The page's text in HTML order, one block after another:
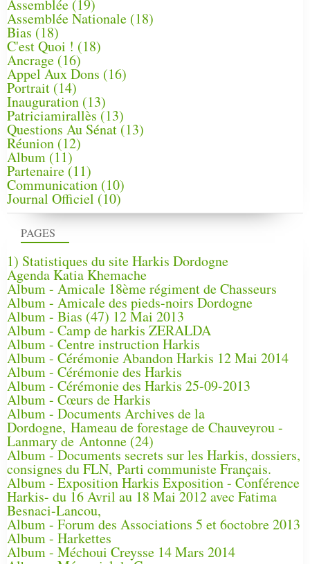
PAGES
1) Statistiques du site Harkis Dordogne
Agenda Katia Khemache
Album - Amicale 18ème régiment de Chasseurs
Album - Amicale des pieds-noirs Dordogne
Album - Bias (47) 12 Mai 2013
Album - Camp de harkis ZERALDA
Album - Centre instruction Harkis
Album - Cérémonie Abandon Harkis 12 Mai 2014
Album - Cérémonie des Harkis
Album - Cérémonie des Harkis 25-09-2013
Album - Cœurs de Harkis
Album - Documents Archives de la
Dordogne, Hameau de forestage de Chauveyrou -
Lanmary de Antonne (24)
Album - Documents secrets sur les Harkis, dossiers,
consignes du FLN, Parti communiste Français.
Album - Exposition Harkis Exposition - Conférence
Harkis- du 16 Avril au 18 Mai 2012 avec Fatima
Besnaci-Lancou,
Album - Forum des Associations 5 et 6octobre 2013
Album - Harkettes
Album - Méchoui Creysse 14 Mars 2014
Assemblée (19)
Assemblée Nationale (18)
Bias (18)
C'est Quoi ! (18)
Ancrage (16)
Appel Aux Dons (16)
Portrait (14)
Inauguration (13)
Patriciamirallès (13)
Questions Au Sénat(13)
Réunion (12)
Album (11)
Partenaire(11)
Communication (10)
Journal Officiel (10)